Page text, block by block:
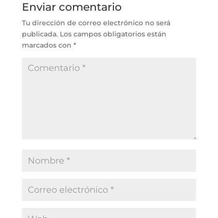
Enviar comentario
Tu dirección de correo electrónico no será
publicada. Los campos obligatorios están
marcados con *